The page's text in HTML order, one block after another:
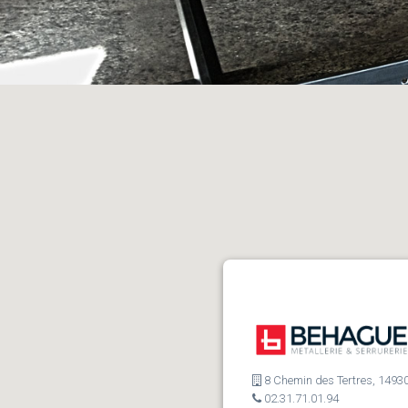
8 Chemin des Tertres,
02.31.71.01.94